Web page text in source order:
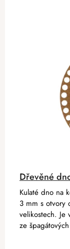
Dřevěné
Kulaté dno na
3 mm s otvory
velikostech. Je
ze